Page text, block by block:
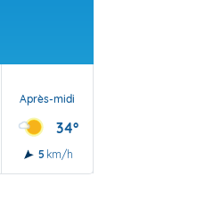
Après-midi
34°
5 km/h